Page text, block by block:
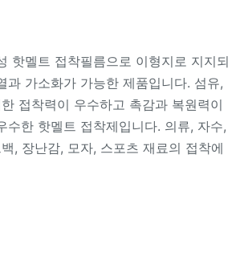
핫멜트 접착필름으로 이형지로 지지되
과 가소화가 가능한 제품입니다. 섬유,
접착력이 우수하고 촉감과 복원력이
수한 핫멜트 접착제입니다. 의류, 자수,
, 장난감, 모자, 스포츠 재료의 접착에